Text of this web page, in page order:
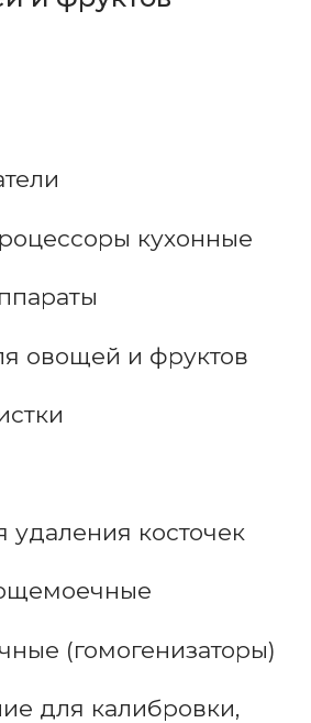
кухонные
овощей и фруктов
косточек
(гомогенизаторы)
для калибровки,